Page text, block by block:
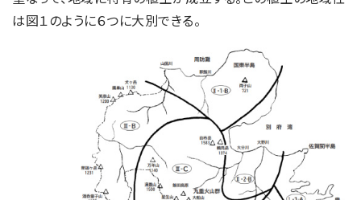
は図１のように６つに大別できる。